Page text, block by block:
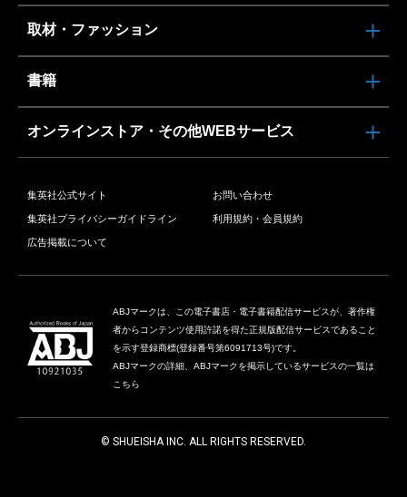
取材・ファッション
書籍
オンラインストア・その他WEBサービス
集英社公式サイト お問い合わせ
集英社プライバシーガイドライン 利用規約・会員規約
広告掲載について
ABJマークは、この電子書店・電子書籍配信サービスが、著作権
者からコンテンツ使用許諾を得た正規版配信サービスであること
を示す登録商標(登録番号第6091713号)です。
ABJマークの詳細、ABJマークを掲示しているサービスの一覧は
こちら
© SHUEISHA INC. ALL RIGHTS RESERVED.